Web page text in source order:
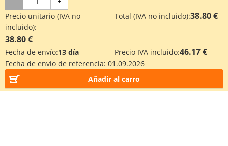
Precio unitario (IVA no
incluido):
38.80 €
Total (IVA no incluido):38.80 €
Fecha de envío:13 día Precio IVA incluido:46.17 €
Fecha de envío de referencia: 01.09.2026
Añadir al carro